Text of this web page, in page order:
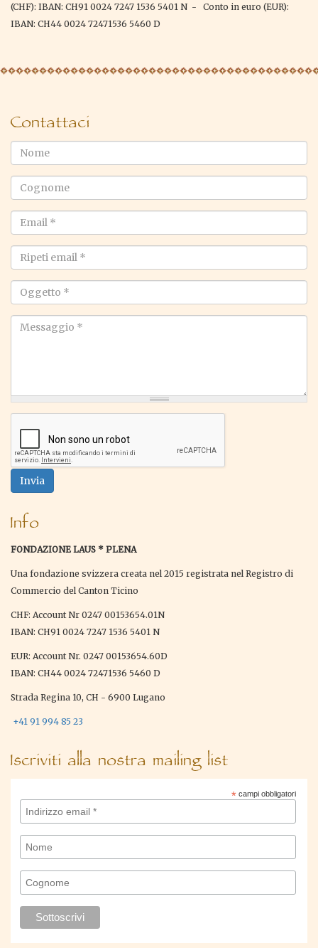
(CHF): IBAN: CH91 0024 7247 1536 5401 N - Conto in euro (EUR):
IBAN: CH44 0024 72471536 5460 D
Contattaci
email
Invia
Info
FONDAZIONE LAUS * PLENA
Una fondazione svizzera creata nel 2015 registrata nel Registro di
Commercio del Canton Ticino
CHF: Account Nr 0247 00153654.01N
IBAN: CH91 0024 7247 1536 5401 N
EUR: Account Nr. 0247 00153654.60D
IBAN: CH44 0024 72471536 5460 D
Strada Regina 10, CH - 6900 Lugano
+41 91 994 85 23
Iscriviti alla nostra mailing list
*campi obbligatori